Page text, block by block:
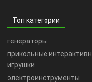
Топ категории
генераторы
прикольные
игрушки
электроинструменты